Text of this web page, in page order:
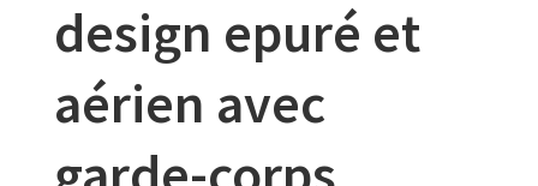
design epuré et
aérien avec